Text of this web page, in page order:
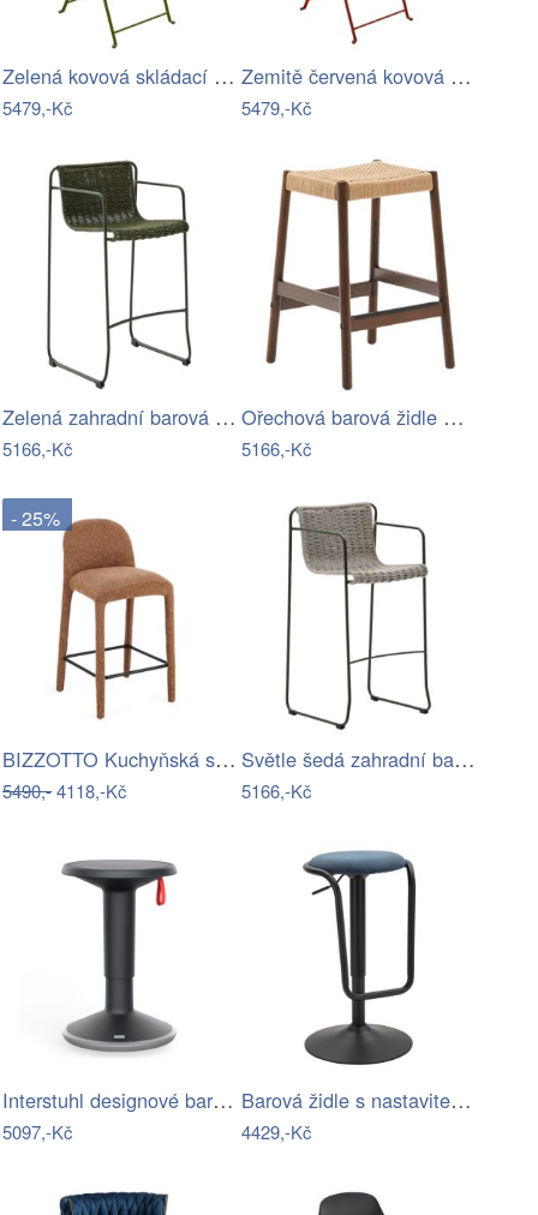
Zelená kovová skládací barová židle…
5479,-Kč
Zemitě červená kovová skládací barová…
5479,-Kč
Zelená zahradní barová židle Kave Home…
5166,-Kč
Ořechová barová židle Kave Home Yalia s…
5166,-Kč
- 25%
BIZZOTTO Kuchyňská stolička ANTARA…
5490,-4118,-Kč
Světle šedá zahradní barová židle Kave…
5166,-Kč
Interstuhl designové barové židle UP…
5097,-Kč
Barová židle s nastavitelnou výškou v…
4429,-Kč